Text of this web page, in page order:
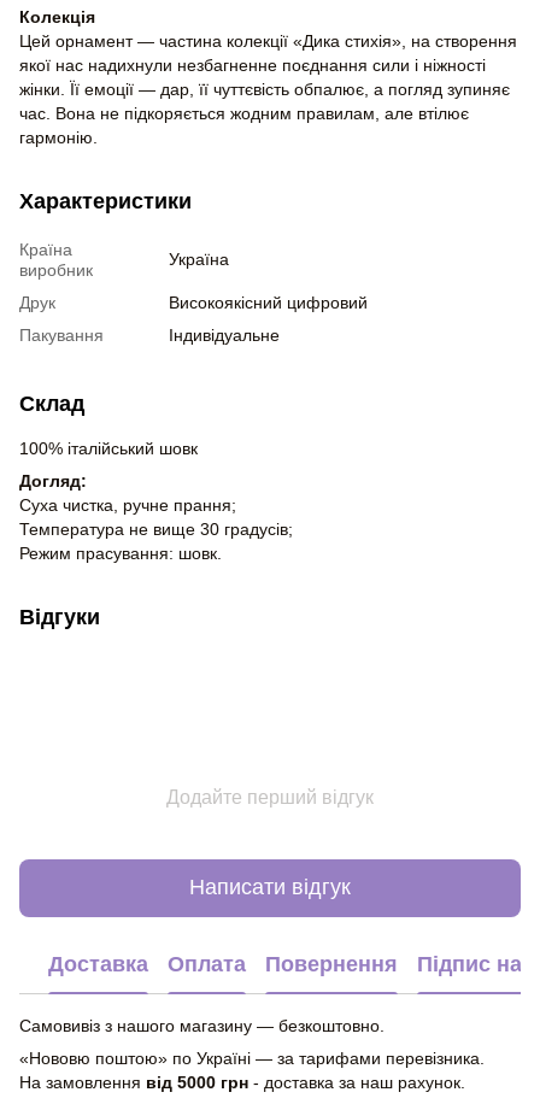
Колекція
Цей орнамент — частина колекції «Дика стихія», на створення
якої нас надихнули незбагненне поєднання сили і ніжності
жінки. Її емоції — дар, її чуттєвість обпалює, а погляд зупиняє
час. Вона не підкоряється жодним правилам, але втілює
гармонію.
Характеристики
Країна
виробник
Україна
Друк
Високоякісний цифровий
Пакування
Індивідуальне
Склад
100% італійський шовк
Догляд:
Суха чистка, ручне прання;
Температура не вище 30 градусів;
Режим прасування: шовк.
Відгуки
Додайте перший відгук
Написати відгук
Доставка Оплата Повернення Підпис на
Самовивіз з нашого магазину — безкоштовно.
«Нововю поштою» по Україні — за тарифами перевізника.
На замовлення від 5000 грн - доставка за наш рахунок.